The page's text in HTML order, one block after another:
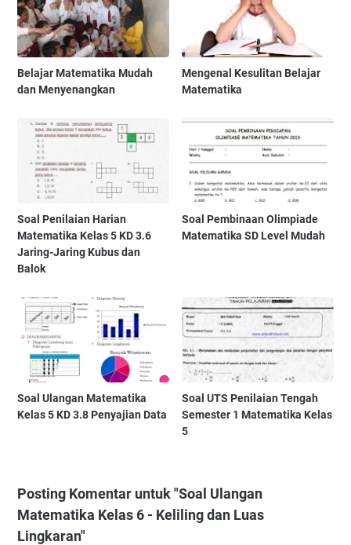
Belajar Matematika Mudah
dan Menyenangkan
Mengenal Kesulitan Belajar
Matematika
Soal Penilaian Harian
Matematika Kelas 5 KD 3.6
Jaring-Jaring Kubus dan
Balok
Soal Pembinaan Olimpiade
Matematika SD Level Mudah
Soal Ulangan Matematika
Kelas 5 KD 3.8 Penyajian Data
Soal UTS Penilaian Tengah
Semester 1 Matematika Kelas
5
Posting Komentar untuk "Soal Ulangan
Matematika Kelas 6 - Keliling dan Luas
Lingkaran"